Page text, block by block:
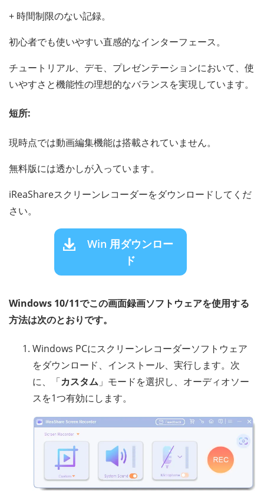
+ 時間制限のない記録。
初心者でも使いやすい直感的なインターフェース。
チュートリアル、デモ、プレゼンテーションにおいて、使
いやすさと機能性の理想的なバランスを実現しています。
短所:
現時点では動画編集機能は搭載されていません。
無料版には透かしが入っています。
iReaShareスクリーンレコーダーをダウンロードしてくだ
さい。
Win 用ダウンロー
ド
Windows 10/11でこの画面録画ソフトウェアを使用する
方法は次のとおりです。
Windows PCにスクリーンレコーダーソフトウェア
をダウンロード、インストール、実行します。次
に、「カスタム 」モードを選択し、オーディオソー
スを1つ有効にします。